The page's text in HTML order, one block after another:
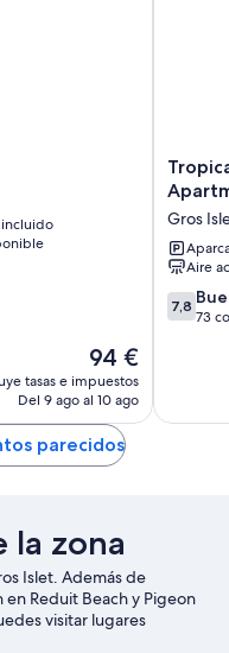
El
precio
actual
de
94 €
94 €
tasas e impuestos
Del 9 ago al 10 ago
Tropical
Breeze
and
Gros
Islet
Gros
Aire
7.8
sobre
7,8
73
parecidos
la zona
Islet. Además de
Reduit Beach y Pigeon
visitar lugares
cultura, como St. Omer